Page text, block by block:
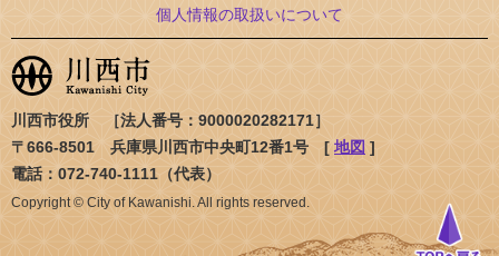
個人情報の取扱いについて
川西市役所 ［法人番号：9000020282171］
〒666-8501 兵庫県川西市中央町12番1号 [ 地図 ]
電話：072-740-1111（代表）
Copyright © City of Kawanishi. All rights reserved.